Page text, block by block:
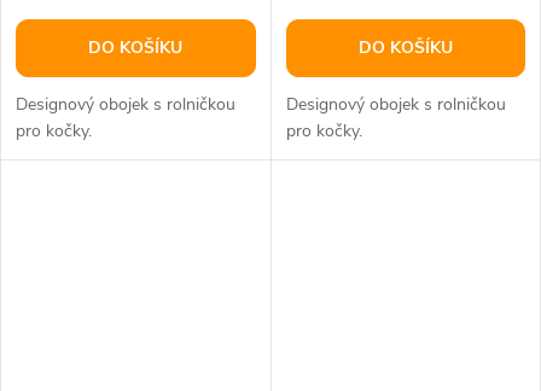
DO KOŠÍKU
Designový obojek s rolničkou
pro kočky.
DO KOŠÍKU
Designový obojek s rolničkou
pro kočky.